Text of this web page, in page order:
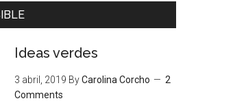
Ideas verdes
3 abril, 2019 ByCarolina Corcho
2
Comments